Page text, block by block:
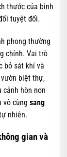
thước của bình
tuyệt đối.
phong thường
chính. Vai trò
bỏ sát khí và
biệt thự,
hòn non
vô cùng sang
nhiên.
gian và